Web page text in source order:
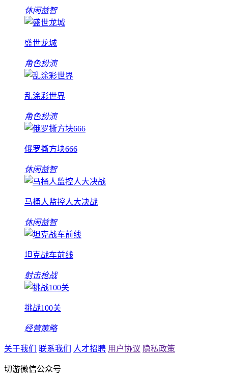
休闲益智
盛世龙城
角色扮演
乱涂彩世界
角色扮演
俄罗撕方块666
休闲益智
马桶人监控人大决战
休闲益智
坦克战车前线
射击枪战
挑战100关
经营策略
关于我们 联系我们 人才招聘 用户协议 隐私政策
切游微信公众号